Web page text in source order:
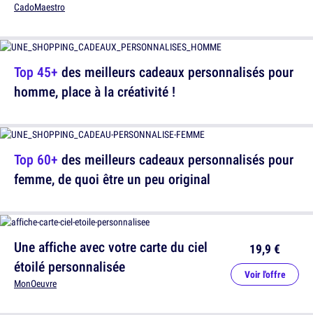
CadoMaestro
Top 60+ des meilleurs cadeaux personnalisés pour
femme, de quoi être un peu original
Top 45+ des meilleurs cadeaux personnalisés pour
homme, place à la créativité !
Une affiche avec votre carte du ciel
étoilé personnalisée
MonOeuvre
19,9 €
Voir l'offre